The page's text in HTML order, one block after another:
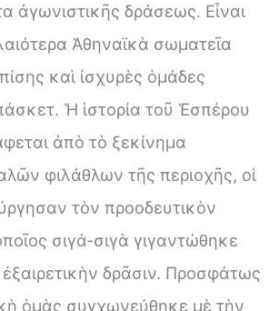
ἀγωνιστικῆς δράσεως. Εἶναι
Ἀθηναϊκὰ σωματεῖα
καὶ ἰσχυρὲς ὁμάδες
Ἡ ἱστορία τοῦ Ἑσπέρου
ἀπὸ τὸ ξεκίνημα
φιλάθλων τῆς περιοχῆς, οἱ
τὸν προοδευτικὸν
σιγά-σιγὰ γιγαντώθηκε
δρᾶσιν. Προσφάτως
ὁμὰς συγχωνεύθηκε μὲ τὴν